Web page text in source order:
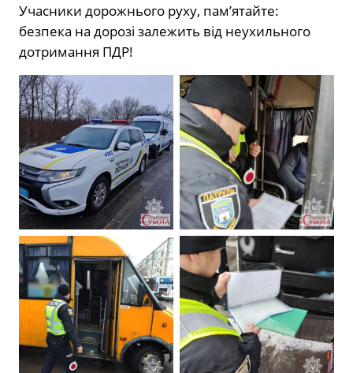
Учасники дорожнього руху, пам’ятайте:
безпека на дорозі залежить від неухильного
дотримання ПДР!